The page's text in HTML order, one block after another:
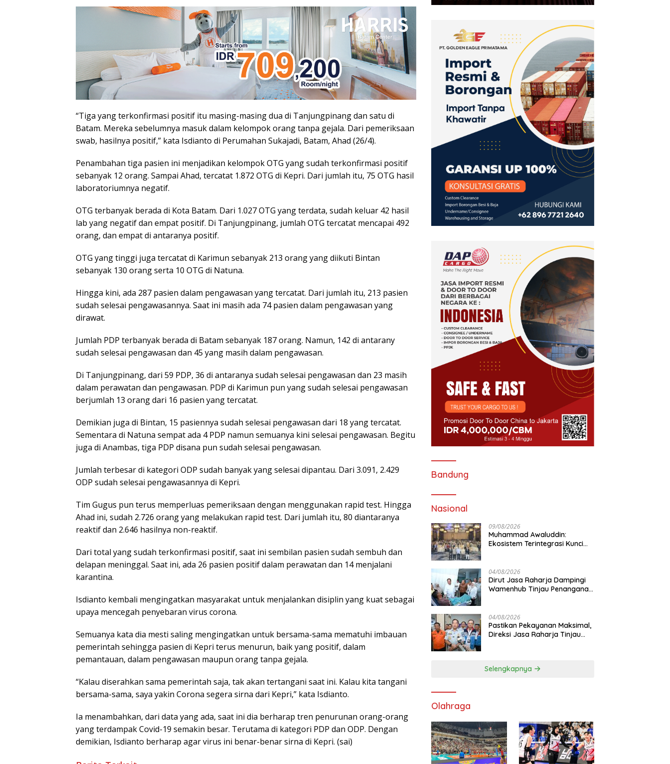
“Tiga yang terkonfirmasi positif itu masing-masing dua di Tanjungpinang dan satu di
Batam. Mereka sebelumnya masuk dalam kelompok orang tanpa gejala. Dari pemeriksaan
swab, hasilnya positif,” kata Isdianto di Perumahan Sukajadi, Batam, Ahad (26/4).
Penambahan tiga pasien ini menjadikan kelompok OTG yang sudah terkonfirmasi positif
sebanyak 12 orang. Sampai Ahad, tercatat 1.872 OTG di Kepri. Dari jumlah itu, 75 OTG hasil
laboratoriumnya negatif.
OTG terbanyak berada di Kota Batam. Dari 1.027 OTG yang terdata, sudah keluar 42 hasil
lab yang negatif dan empat positif. Di Tanjungpinang, jumlah OTG tercatat mencapai 492
orang, dan empat di antaranya positif.
OTG yang tinggi juga tercatat di Karimun sebanyak 213 orang yang diikuti Bintan
sebanyak 130 orang serta 10 OTG di Natuna.
Hingga kini, ada 287 pasien dalam pengawasan yang tercatat. Dari jumlah itu, 213 pasien
sudah selesai pengawasannya. Saat ini masih ada 74 pasien dalam pengawasan yang
dirawat.
Jumlah PDP terbanyak berada di Batam sebanyak 187 orang. Namun, 142 di antarany
sudah selesai pengawasan dan 45 yang masih dalam pengawasan.
Di Tanjungpinang, dari 59 PDP, 36 di antaranya sudah selesai pengawasan dan 23 masih
dalam perawatan dan pengawasan. PDP di Karimun pun yang sudah selesai pengawasan
berjumlah 13 orang dari 16 pasien yang tercatat.
Demikian juga di Bintan, 15 pasiennya sudah selesai pengawasan dari 18 yang tercatat.
Sementara di Natuna sempat ada 4 PDP namun semuanya kini selesai pengawasan. Begitu
juga di Anambas, tiga PDP disana pun sudah selesai pengawasan.
Jumlah terbesar di kategori ODP sudah banyak yang selesai dipantau. Dari 3.091, 2.429
ODP sudah selesai pengawasannya di Kepri.
Tim Gugus pun terus memperluas pemeriksaan dengan menggunakan rapid test. Hingga
Ahad ini, sudah 2.726 orang yang melakukan rapid test. Dari jumlah itu, 80 diantaranya
reaktif dan 2.646 hasilnya non-reaktif.
Dari total yang sudah terkonfirmasi positif, saat ini sembilan pasien sudah sembuh dan
delapan meninggal. Saat ini, ada 26 pasien positif dalam perawatan dan 14 menjalani
karantina.
Isdianto kembali mengingatkan masyarakat untuk menjalankan disiplin yang kuat sebagai
upaya mencegah penyebaran virus corona.
Semuanya kata dia mesti saling mengingatkan untuk bersama-sama mematuhi imbauan
pemerintah sehingga pasien di Kepri terus menurun, baik yang positif, dalam
pemantauan, dalam pengawasan maupun orang tanpa gejala.
“Kalau diserahkan sama pemerintah saja, tak akan tertangani saat ini. Kalau kita tangani
bersama-sama, saya yakin Corona segera sirna dari Kepri,” kata Isdianto.
Ia menambahkan, dari data yang ada, saat ini dia berharap tren penurunan orang-orang
yang terdampak Covid-19 semakin besar. Terutama di kategori PDP dan ODP. Dengan
demikian, Isdianto berharap agar virus ini benar-benar sirna di Kepri. (sai)
Bandung
Nasional
09/08/2026
Muhammad Awaluddin:
Ekosistem Terintegrasi Kunci
masyarakat
04/08/2026
Dirut Jasa Raharja Dampingi
Wamenhub Tinjau Penanganan
04/08/2026
Pastikan Pekayanan Maksimal,
Direksi Jasa Raharja Tinjau
Selengkapnya
Olahraga